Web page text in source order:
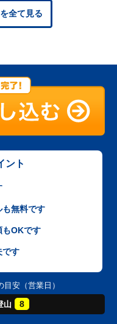
全て見る
ント
も無料です
もOKです
です
安（営業日）
山 8